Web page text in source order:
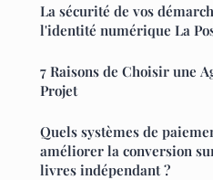
La sécurité de vos
l'identité numérique La
7 Raisons de Choisir une
Projet
Quels systèmes de
améliorer la conversion
livres indépendant ?